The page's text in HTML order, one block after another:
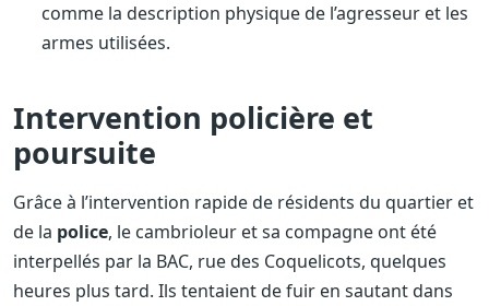
comme la description physique de l’agresseur et les
armes utilisées.
Intervention policière et
poursuite
Grâce à l’intervention rapide de résidents du quartier et
de la police, le cambrioleur et sa compagne ont été
interpellés par la BAC, rue des Coquelicots, quelques
heures plus tard. Ils tentaient de fuir en sautant dans